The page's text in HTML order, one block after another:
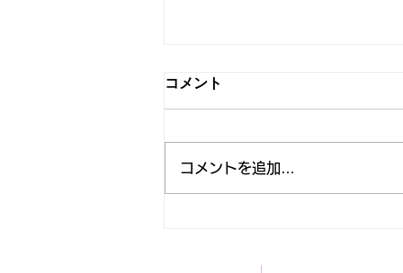
【募集中！】「世界ろう空手
技大会」に係る手話通訳者の
公募について
2027」、2027年2月7日（日）に
「第10回JDKF.空手道競技大会」
たり、手話通訳者を下記のとおり
コメント
コメントを追加…